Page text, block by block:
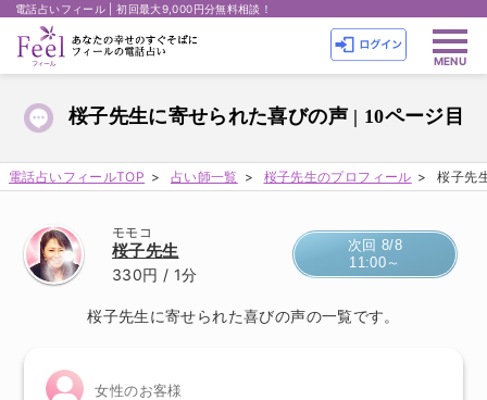
電話占いフィール | 初回最大9,000円分無料相談！
桜子先生に寄せられた喜びの声 | 10ページ目
電話占いフィールTOP 占い師一覧 桜子先生のプロフィール 桜子先
モモコ
桜子先生
330円 / 1分
次回 8/8
11:00～
桜子先生に寄せられた喜びの声の一覧です。
女性のお客様